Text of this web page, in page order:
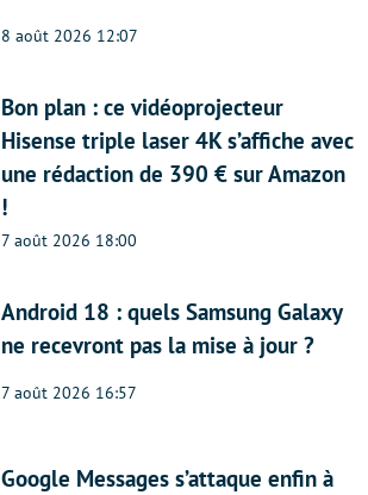
8 août 2026 12:07
Bon plan : ce vidéoprojecteur
Hisense triple laser 4K s’affiche avec
une rédaction de 390 € sur Amazon
!
7 août 2026 18:00
Android 18 : quels Samsung Galaxy
ne recevront pas la mise à jour ?
7 août 2026 16:57
Google Messages s’attaque enfin à